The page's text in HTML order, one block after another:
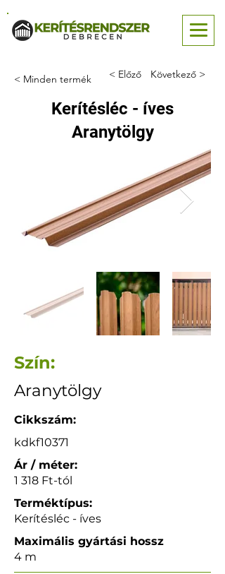
< Minden termék < Előző Következő >
Kerítésléc - íves
Aranytölgy
Szín:
Aranytölgy
Cikkszám:
kdkf10371
Ár / méter:
1 318 Ft-tól
Terméktípus:
Kerítésléc - íves
Maximális gyártási hossz
4 m